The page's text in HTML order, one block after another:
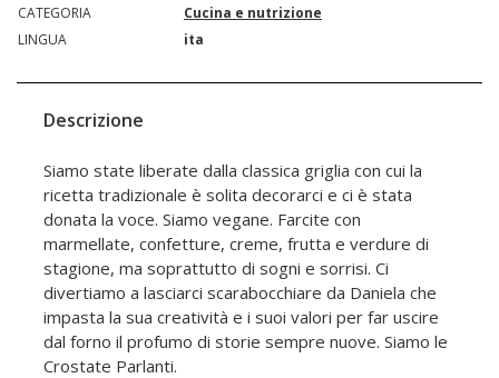
CATEGORIA
Cucina e nutrizione
LINGUA
ita
Descrizione
Siamo state liberate dalla classica griglia con cui la
ricetta tradizionale è solita decorarci e ci è stata
donata la voce. Siamo vegane. Farcite con
marmellate, confetture, creme, frutta e verdure di
stagione, ma soprattutto di sogni e sorrisi. Ci
divertiamo a lasciarci scarabocchiare da Daniela che
impasta la sua creatività e i suoi valori per far uscire
dal forno il profumo di storie sempre nuove. Siamo le
Crostate Parlanti.